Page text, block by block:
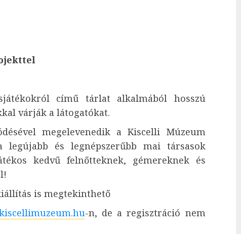
című tárlat alkalmából hosszú
várják a látogatókat.
megelevenedik a Kiscelli Múzeum
legújabb és legnépszerűbb mai társasok
kedvű felnőtteknek, gémereknek és
is megtekinthető
-n, de a regisztráció nem